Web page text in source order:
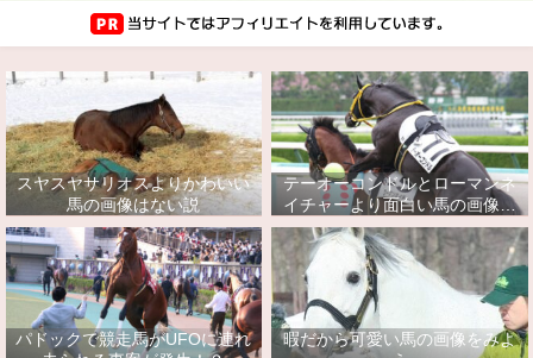
スヤスヤサリオスよりかわいい
馬の画像はない説
テーオーコンドルとローマンネ
イチャーより面白い馬の画像っ
てあるの？
パドックで競走馬がUFOに連れ
暇だから可愛い馬の画像をみよ